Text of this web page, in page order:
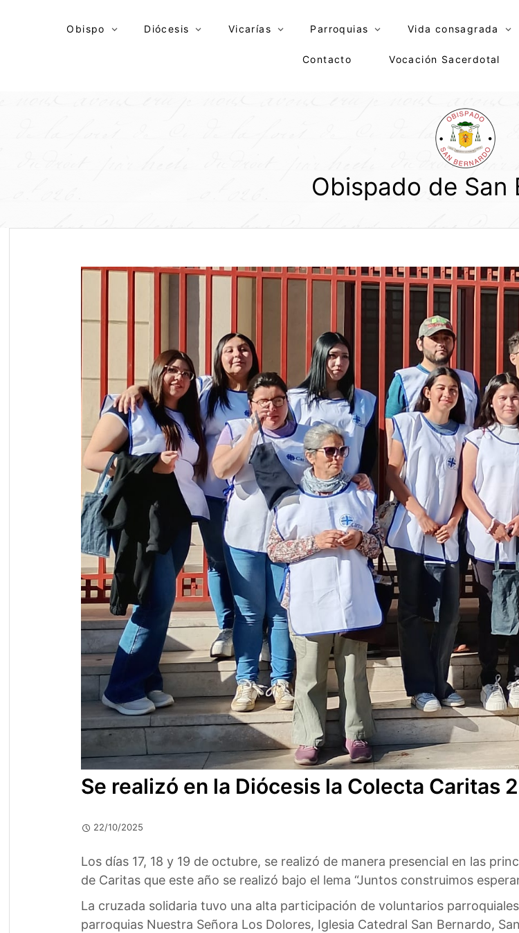
Obispo Diócesis Vicarías Parroquias Vida consagrada
Contacto Vocación Sacerdotal
Obispado de San
Se realizó en la Diócesis la Colecta Caritas
22/10/2025
Los días 17, 18 y 19 de octubre, se realizó de manera presencial en las
de Caritas que este año se realizó bajo el lema “Juntos construimos
La cruzada solidaria tuvo una alta participación de voluntarios
parroquias Nuestra Señora Los Dolores, Iglesia Catedral San Bernardo,